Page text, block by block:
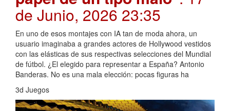
de Junio, 2026 23:35
En uno de esos montajes con IA tan de moda ahora, un
usuario imaginaba a grandes actores de Hollywood vestidos
con las elásticas de sus respectivas selecciones del Mundial
de fútbol. ¿El elegido para representar a España? Antonio
Banderas. No es una mala elección: pocas figuras ha
3d Juegos